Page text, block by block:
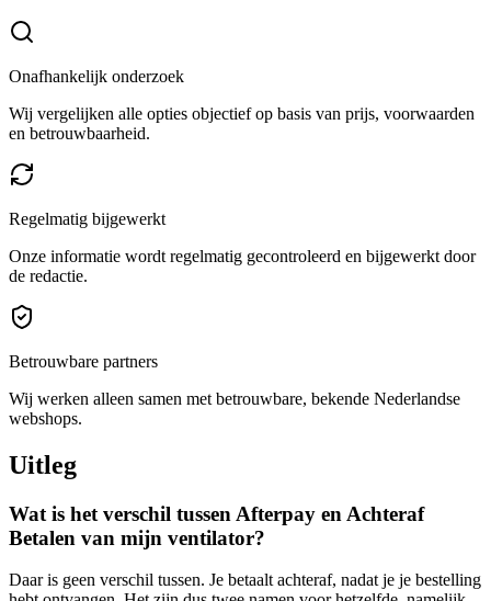
Onafhankelijk onderzoek
Wij vergelijken alle opties objectief op basis van prijs, voorwaarden
en betrouwbaarheid.
Regelmatig bijgewerkt
Onze informatie wordt regelmatig gecontroleerd en bijgewerkt door
de redactie.
Betrouwbare partners
Wij werken alleen samen met betrouwbare, bekende Nederlandse
webshops.
Uitleg
Wat is het verschil tussen Afterpay en Achteraf
Betalen van mijn ventilator?
Daar is geen verschil tussen. Je betaalt achteraf, nadat je je bestelling